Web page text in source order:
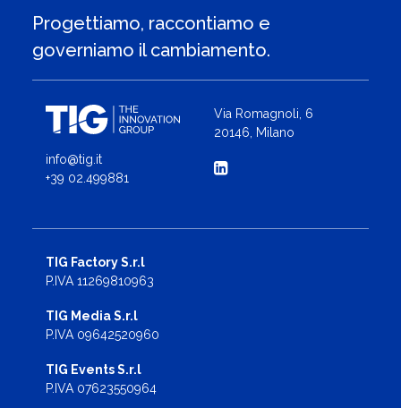
Progettiamo, raccontiamo e
governiamo il cambiamento.
info@tig.it
+39 02.499881
Via Romagnoli, 6
20146, Milano
TIG Factory S.r.l
P.IVA 11269810963
TIG Media S.r.l
P.IVA 09642520960
TIG Events S.r.l
P.IVA 07623550964